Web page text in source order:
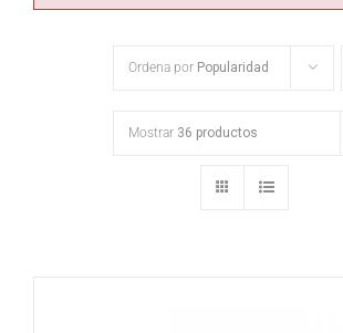
Ordena por Popularidad
Mostrar 36 productos